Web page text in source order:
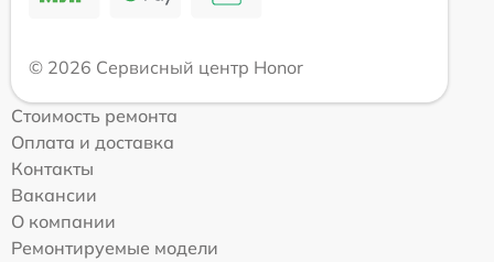
© 2026 Сервисный центр Honor
Стоимость ремонта
Оплата и доставка
Контакты
Вакансии
О компании
Ремонтируемые модели